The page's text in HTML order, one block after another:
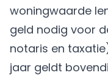
woningwaarde
geld nodig voor
notaris en
jaar geldt